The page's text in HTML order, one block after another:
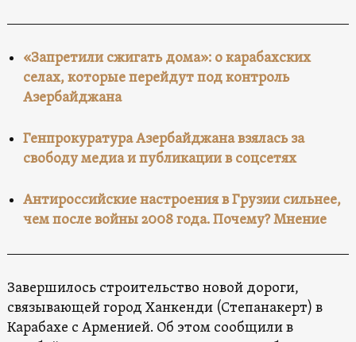
«Запретили сжигать дома»: о карабахских
селах, которые перейдут под контроль
Азербайджана
Генпрокуратура Азербайджана взялась за
свободу медиа и публикации в соцсетях
Антироссийские настроения в Грузии сильнее,
чем после войны 2008 года. Почему? Мнение
Завершилось строительство новой дороги,
связывающей город Ханкенди (Степанакерт) в
Карабахе с Арменией. Об этом сообщили в